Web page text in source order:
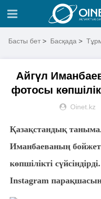
Басты бет > Басқада >
Айгүл
фотосы
Oinet.kz
Қазақстандық
Иманбаеваның
көпшілікті
Instagram